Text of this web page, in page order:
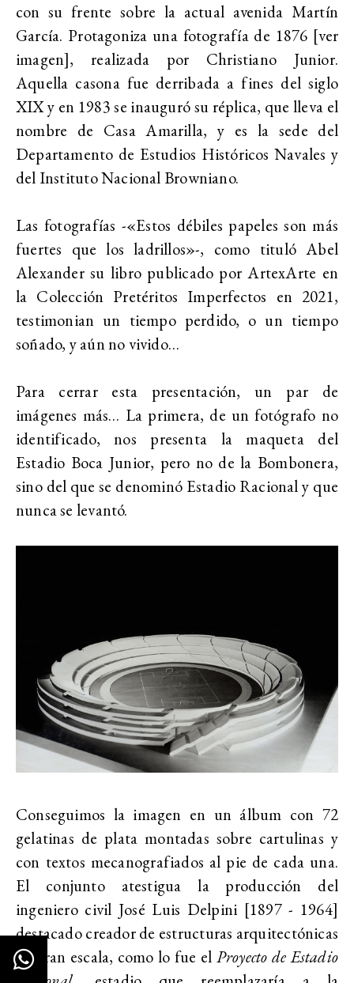
con su frente sobre la actual avenida Martín
García. Protagoniza una fotografía de 1876 [ver
imagen], realizada por Christiano Junior.
Aquella casona fue derribada a fines del siglo
XIX y en 1983 se inauguró su réplica, que lleva el
nombre de Casa Amarilla, y es la sede del
Departamento de Estudios Históricos Navales y
del Instituto Nacional Browniano.
Las fotografías -«Estos débiles papeles son más
fuertes que los ladrillos»-, como tituló Abel
Alexander su libro publicado por ArtexArte en
la Colección Pretéritos Imperfectos en 2021,
testimonian un tiempo perdido, o un tiempo
soñado, y aún no vivido…
Para cerrar esta presentación, un par de
imágenes más… La primera, de un fotógrafo no
identificado, nos presenta la maqueta del
Estadio Boca Junior, pero no de la Bombonera,
sino del que se denominó Estadio Racional y que
nunca se levantó.
Conseguimos la imagen en un álbum con 72
gelatinas de plata montadas sobre cartulinas y
con textos mecanografiados al pie de cada una.
El conjunto atestigua la producción del
ingeniero civil José Luis Delpini [1897 - 1964]
destacado creador de estructuras arquitectónicas
de gran escala, como lo fue el Proyecto de Estadio